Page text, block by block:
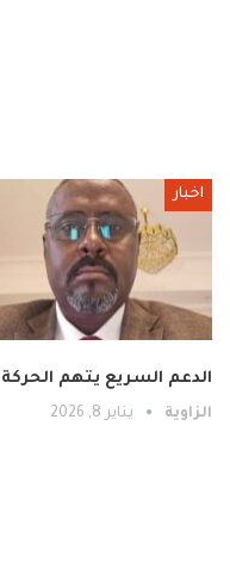
اخبار
الدعم السريع يتهم
الزاوية يناير 8, 2026